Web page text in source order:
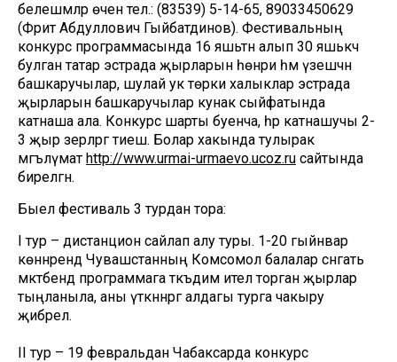
белешмәләр өчен тел.: (83539) 5-14-65, 89033450629
(Фәрит Абдуллович Гыйбатдинов). Фестивальның
конкурс программасында 16 яшьтән алып 30 яшькәчә
булган татар эстрада җырларын һөнәри һәм үзешчән
башкаручылар, шулай ук төрки халыклар эстрада
җырларын башкаручылар кунак сыйфатында
катнаша ала. Конкурс шарты буенча, һәр катнашучы 2-
3 җыр әзерләргә тиеш. Болар хакында тулырак
мәгълүмат http://www.urmai-urmaevo.ucoz.ru сайтында
бирелгән.
Быел фестиваль 3 турдан тора:
I тур – дистанцион сайлап алу туры. 1-20 гыйнвар
көннәрендә Чувашстанның Комсомол балалар сәнгать
мәктәбендә программага тәкъдим ителә торган җырлар
тыңланыла, аны үткәннәргә алдагы турга чакыру
җибәрелә.
II тур – 19 февральдан Чабаксарда конкурс